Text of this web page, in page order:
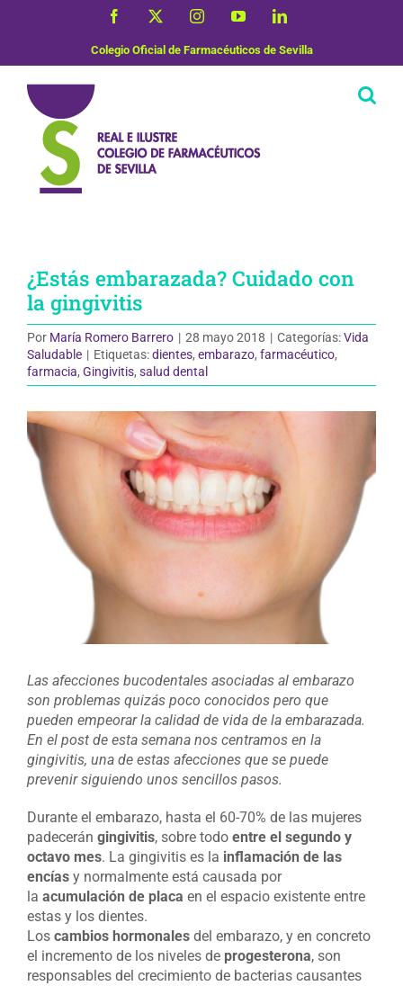
Facebook InstagramYouTubeLinkedIn
Colegio Oficial de Farmacéuticos de Sevilla
¿Estás embarazada? Cuidado con
la gingivitis
Por María Romero Barrero | 28 mayo 2018 | Categorías:Vida
Saludable | Etiquetas:dientes, embarazo, farmacéutico,
farmacia, Gingivitis, salud dental
Ver
imagen
más
grande
Las afecciones bucodentales asociadas al embarazo
son problemas quizás poco conocidos pero que
pueden empeorar la calidad de vida de la embarazada.
En el post de esta semana nos centramos en la
gingivitis, una de estas afecciones que se puede
prevenir siguiendo unos sencillos pasos.
Durante el embarazo, hasta el 60-70% de las mujeres
padecerán gingivitis, sobre todo entre el segundo y
octavo mes. La gingivitis es la inflamación de las
encías y normalmente está causada por
la acumulación de placa en el espacio existente entre
estas y los dientes.
Los cambios hormonales del embarazo, y en concreto
el incremento de los niveles de progesterona, son
responsables del crecimiento de bacterias causantes